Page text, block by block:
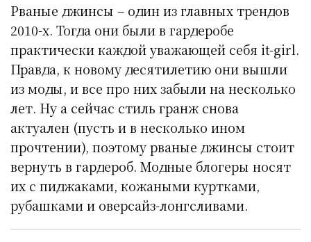
Рваные джинсы – один из главных трендов
2010-х. Тогда они были в гардеробе
практически каждой уважающей себя it-girl.
Правда, к новому десятилетию они вышли
из моды, и все про них забыли на несколько
лет. Ну а сейчас стиль гранж снова
актуален (пусть и в несколько ином
прочтении), поэтому рваные джинсы стоит
вернуть в гардероб. Модные блогеры носят
их с пиджаками, кожаными куртками,
рубашками и оверсайз-лонгсливами.